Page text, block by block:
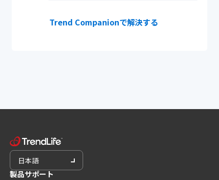
Trend Companionで解決する
日本語
製品サポート